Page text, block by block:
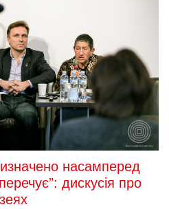
насамперед
дискусія про